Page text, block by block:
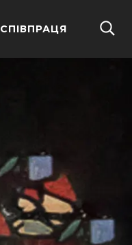
СПІВПРАЦЯ